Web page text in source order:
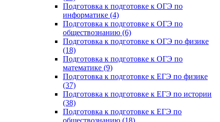
Подготовка к подготовке к ОГЭ по
информатике (4)
Подготовка к подготовке к ОГЭ по
обществознанию (6)
Подготовка к подготовке к ОГЭ по физике
(18)
Подготовка к подготовке к ОГЭ по
математике (9)
Подготовка к подготовке к ЕГЭ по физике
(37)
Подготовка к подготовке к ЕГЭ по истории
(38)
Подготовка к подготовке к ЕГЭ по